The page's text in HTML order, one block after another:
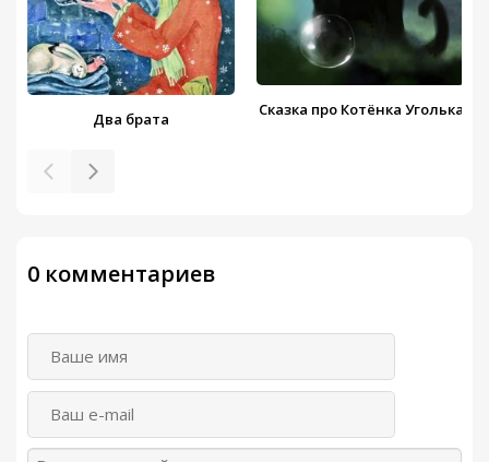
Два брата Сказка про Котёнка Уголька
0 комментариев